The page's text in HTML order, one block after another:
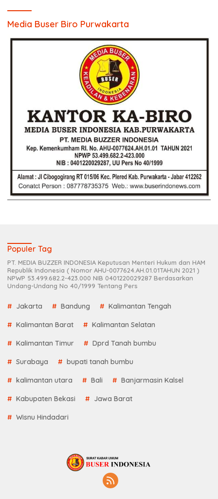
Media Buser Biro Purwakarta
Populer Tag
PT. MEDIA BUZZER INDONESIA Keputusan Menteri Hukum dan HAM
Republik Indonesia ( Nomor AHU-0077624.AH.01.01TAHUN 2021 )
NPWP 53.499.682.2-423.000 NIB 0401220029287 Berdasarkan
Undang-Undang No 40/1999 Tentang Pers
Jakarta Bandung Kalimantan Tengah
Kalimantan Barat Kalimantan Selatan
Kalimantan Timur Dprd Tanah bumbu
Surabaya bupati tanah bumbu
kalimantan utara Bali Banjarmasin Kalsel
Kabupaten Bekasi Jawa Barat
Wisnu Hindadari